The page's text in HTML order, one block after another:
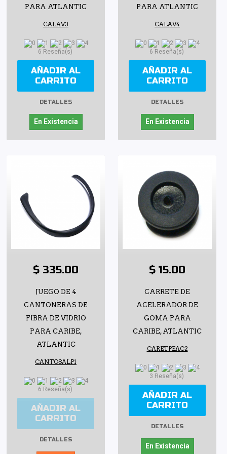
PARA ATLANTIC
CALAV3
6 Reseña(s)
AÑADIR AL
CARRITO
DETALLES
En Existencia
PARA ATLANTIC
CALAV4
6 Reseña(s)
AÑADIR AL
CARRITO
DETALLES
En Existencia
$ 335.00
JUEGO DE 4
CANTONERAS DE
FIBRA DE VIDRIO
PARA CARIBE,
ATLANTIC
CANTOSALP1
6 Reseña(s)
AÑADIR AL
CARRITO
DETALLES
$ 15.00
CARRETE DE
ACELERADOR DE
GOMA PARA
CARIBE, ATLANTIC
CARETPEAC2
3 Reseña(s)
AÑADIR AL
CARRITO
DETALLES
En Existencia